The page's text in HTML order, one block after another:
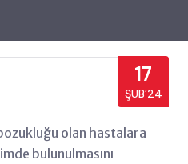
17
ŞUB’24
olan hastalara
bulunulmasını